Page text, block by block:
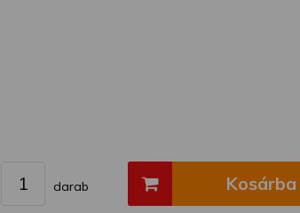
darab Kosárba